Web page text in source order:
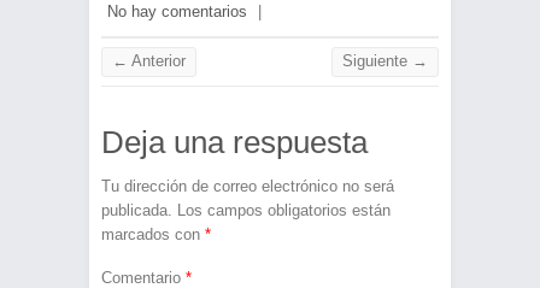
No hay comentarios
|
← Anterior Siguiente →
Deja una respuesta
Tu dirección de correo electrónico no será
publicada. Los campos obligatorios están
marcados con *
Comentario *